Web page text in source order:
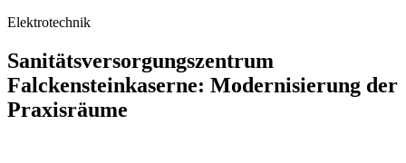
Elektrotechnik
Sanitätsversorgungszentrum
Falckensteinkaserne: Modernisierung der
Praxisräume